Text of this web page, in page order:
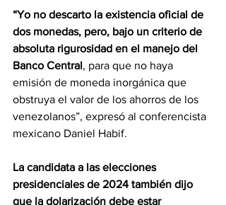
“Yo no descarto la existencia oficial de
dos monedas, pero, bajo un criterio de
absoluta rigurosidad en el manejo del
Banco Central, para que no haya
emisión de moneda inorgánica que
obstruya el valor de los ahorros de los
venezolanos”, expresó al conferencista
mexicano Daniel Habif.
La candidata a las elecciones
presidenciales de 2024 también dijo
que la dolarización debe estar